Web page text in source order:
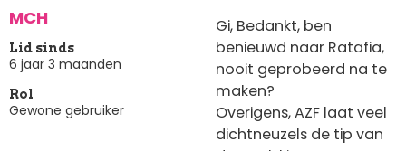
MCH
Lid sinds
6 jaar 3 maanden
Rol
Gewone gebruiker
Gi, Bedankt, ben
benieuwd naar Ratafia,
nooit geprobeerd na te
maken?
Overigens, AZF laat veel
dichtneuzels de tip van